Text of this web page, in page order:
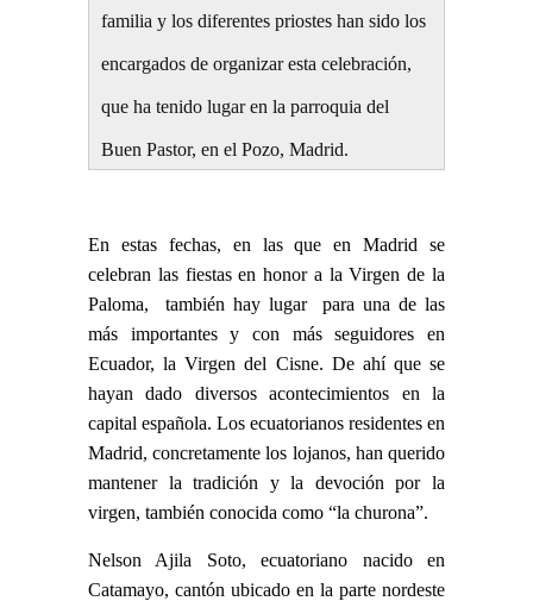
familia y los diferentes priostes han sido los
encargados de organizar esta celebración,
que ha tenido lugar en la parroquia del
Buen Pastor, en el Pozo, Madrid.
En estas fechas, en las que en Madrid se
celebran las fiestas en honor a la Virgen de la
Paloma, también hay lugar para una de las
más importantes y con más seguidores en
Ecuador, la Virgen del Cisne. De ahí que se
hayan dado diversos acontecimientos en la
capital española. Los ecuatorianos residentes en
Madrid, concretamente los lojanos, han querido
mantener la tradición y la devoción por la
virgen, también conocida como “la churona”.
Nelson Ajila Soto, ecuatoriano nacido en
Catamayo, cantón ubicado en la parte nordeste